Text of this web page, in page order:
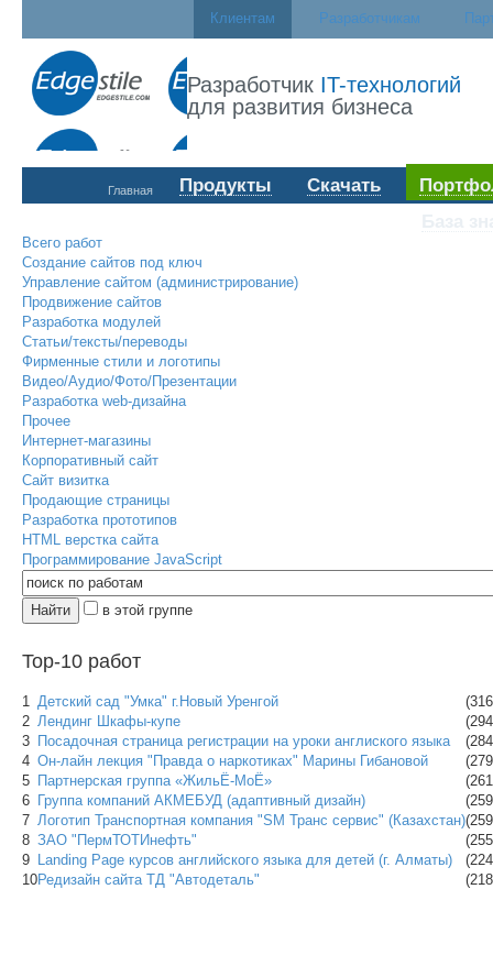
Клиентам Разработчикам
Разработчик IT-технологий
для развития бизнеса
Главная Продукты Скачать
Всего работ
Создание сайтов под ключ
Управление сайтом (администрирование)
Продвижение сайтов
Разработка модулей
Статьи/тексты/переводы
Фирменные стили и логотипы
Видео/Аудио/Фото/Презентации
Разработка web-дизайна
Прочее
Интернет-магазины
Корпоративный сайт
Сайт визитка
Продающие страницы
Разработка прототипов
HTML верстка сайта
Программирование JavaScript
в этой группе
Top-10 работ
1 Детский сад "Умка" г.Новый Уренгой
2 Лендинг Шкафы-купе
3 Посадочная страница регистрации на уроки англиского языка
4 Он-лайн лекция "Правда о наркотиках" Марины Гибановой
5 Партнерская группа «ЖильЁ-МоЁ»
6 Группа компаний АКМЕБУД (адаптивный дизайн)
7 Логотип Транспортная компания "SM Транс сервис" (Казахстан)
8 ЗАО "ПермТОТИнефть"
9 Landing Page курсов английского языка для детей (г. Алматы)
10Редизайн сайта ТД "Автодеталь"